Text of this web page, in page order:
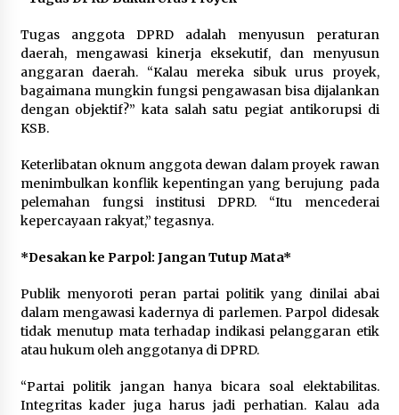
Tugas anggota DPRD adalah menyusun peraturan
daerah, mengawasi kinerja eksekutif, dan menyusun
anggaran daerah. “Kalau mereka sibuk urus proyek,
bagaimana mungkin fungsi pengawasan bisa dijalankan
dengan objektif?” kata salah satu pegiat antikorupsi di
KSB.
Keterlibatan oknum anggota dewan dalam proyek rawan
menimbulkan konflik kepentingan yang berujung pada
pelemahan fungsi institusi DPRD. “Itu mencederai
kepercayaan rakyat,” tegasnya.
*Desakan ke Parpol: Jangan Tutup Mata*
Publik menyoroti peran partai politik yang dinilai abai
dalam mengawasi kadernya di parlemen. Parpol didesak
tidak menutup mata terhadap indikasi pelanggaran etik
atau hukum oleh anggotanya di DPRD.
“Partai politik jangan hanya bicara soal elektabilitas.
Integritas kader juga harus jadi perhatian. Kalau ada